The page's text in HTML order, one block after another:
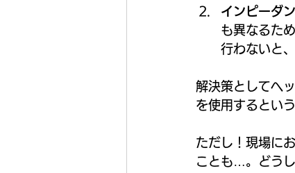
インピーダ
も異なるた
行わないと
解決策としてヘ
を使用するとい
ただし！現場に
ことも…。どう